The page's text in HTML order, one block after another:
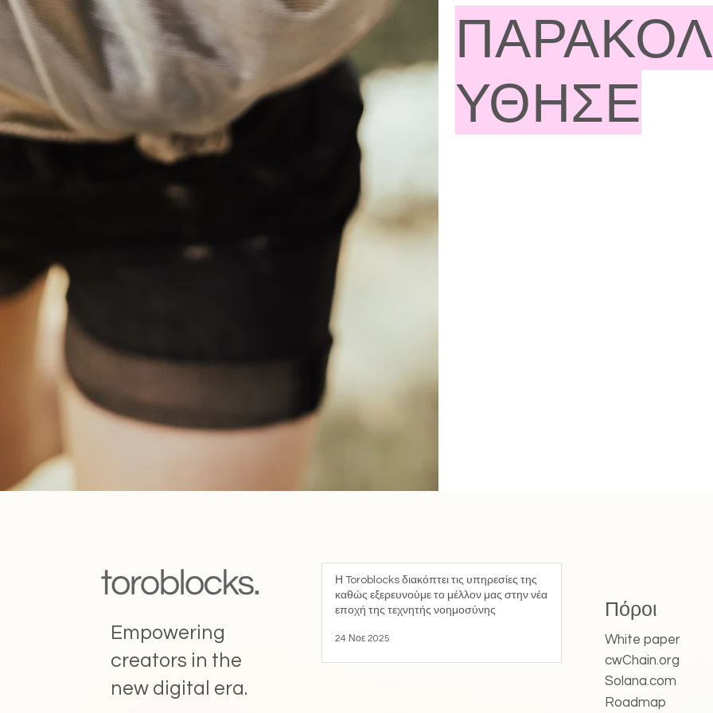
ΥΘΗΣΕ
Empowering
creators in the
new digital era.
Η Toroblocks διακόπτει τις υπηρεσίες της
καθώς εξερευνούμε το μέλλον μας στην νέα
εποχή της τεχνητής νοημοσύνης
24 Νοε 2025
Πόροι
White paper
cwChain.org
Solana.com
Roadmap